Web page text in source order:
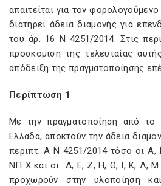
απαιτείται για τον
διατηρεί άδεια διαμονής για
του άρ. 16 Ν 4251/2014. Στις
προσκόμιση της τελευταίας
απόδειξη της πραγματοποίησης
Περίπτωση 1
Με την πραγματοποίηση από
Ελλάδα, αποκτούν την άδεια
περιπτ. Α Ν 4251/2014 τόσο οι Α,
ΝΠ Χ και οι Δ, Ε, Ζ, Η, Θ, Ι, Κ, Λ,
προχωρούν στην υλοποίηση